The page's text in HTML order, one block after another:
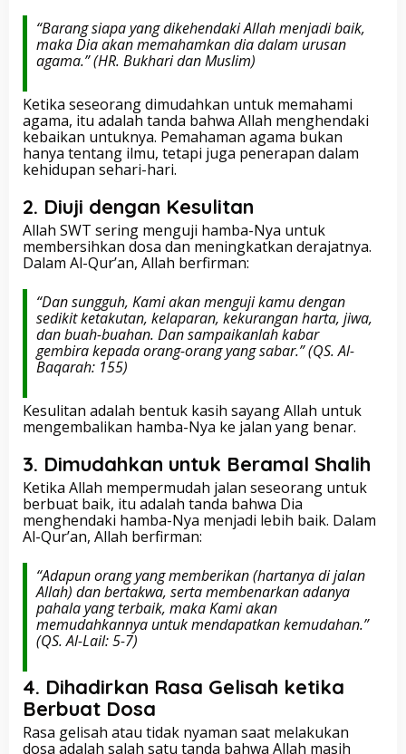
“Barang siapa yang dikehendaki Allah menjadi baik,
maka Dia akan memahamkan dia dalam urusan
agama.”(HR. Bukhari dan Muslim)
Ketika seseorang dimudahkan untuk memahami
agama, itu adalah tanda bahwa Allah menghendaki
kebaikan untuknya. Pemahaman agama bukan
hanya tentang ilmu, tetapi juga penerapan dalam
kehidupan sehari-hari.
2. Diuji dengan Kesulitan
Allah SWT sering menguji hamba-Nya untuk
membersihkan dosa dan meningkatkan derajatnya.
Dalam Al-Qur’an, Allah berfirman:
“Dan sungguh, Kami akan menguji kamu dengan
sedikit ketakutan, kelaparan, kekurangan harta, jiwa,
dan buah-buahan. Dan sampaikanlah kabar
gembira kepada orang-orang yang sabar.”(QS. Al-
Baqarah: 155)
Kesulitan adalah bentuk kasih sayang Allah untuk
mengembalikan hamba-Nya ke jalan yang benar.
3. Dimudahkan untuk Beramal Shalih
Ketika Allah mempermudah jalan seseorang untuk
berbuat baik, itu adalah tanda bahwa Dia
menghendaki hamba-Nya menjadi lebih baik. Dalam
Al-Qur’an, Allah berfirman:
“Adapun orang yang memberikan (hartanya di jalan
Allah) dan bertakwa, serta membenarkan adanya
pahala yang terbaik, maka Kami akan
memudahkannya untuk mendapatkan kemudahan.”
(QS. Al-Lail: 5-7)
4. Dihadirkan Rasa Gelisah ketika
Berbuat Dosa
Rasa gelisah atau tidak nyaman saat melakukan
dosa adalah salah satu tanda bahwa Allah masih